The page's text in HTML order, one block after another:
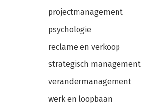
projectmanagement
psychologie
reclame en verkoop
strategisch management
verandermanagement
werk en loopbaan